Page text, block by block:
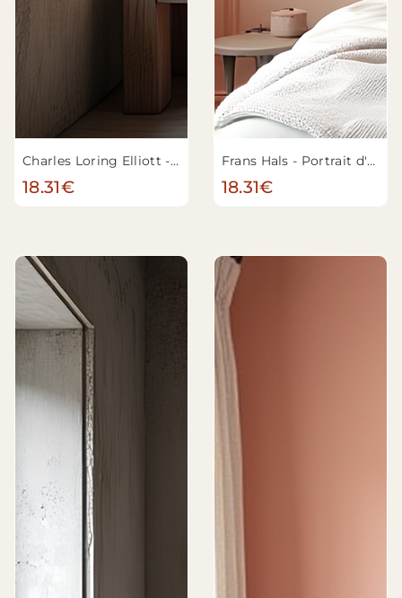
Charles Loring Elliott - Matthieu B. Brady
18.31€
Frans Hals - Portrait d'homme
18.31€